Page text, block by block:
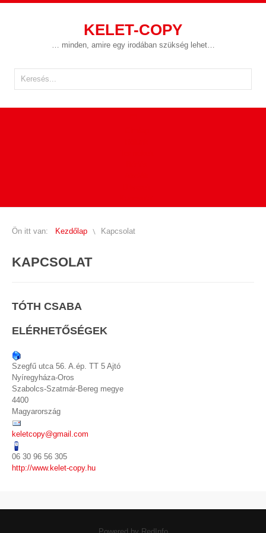
KELET-COPY
… minden, amire egy irodában szükség lehet…
Ön itt van: Kezdőlap Kapcsolat
KAPCSOLAT
TÓTH CSABA
ELÉRHETŐSÉGEK
Szegfű utca 56. A.ép. TT 5 Ajtó
Nyíregyháza-Oros
Szabolcs-Szatmár-Bereg megye
4400
Magyarország
keletcopy@gmail.com
06 30 96 56 305
http://www.kelet-copy.hu